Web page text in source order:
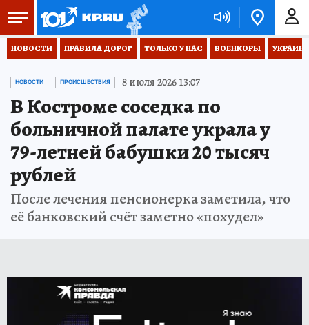
НОВОСТИ ПРАВИЛА ДОРОГ ТОЛЬКО У НАС ВОЕНКОРЫ
НОВОСТИ ПРОИСШЕСТВИЯ 8 июля 2026 13:07
В Костроме соседка по
больничной палате украла у
79-летней бабушки 20 тысяч
рублей
После лечения пенсионерка заметила, что
её банковский счёт заметно «похудел»